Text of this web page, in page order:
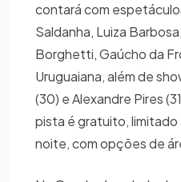
contará com
Saldanha, Luiza
Borghetti, Gaúcho da
Uruguaiana, além de
(30) e Alexandre Pires
pista é gratuito, limitado
noite, com opções de